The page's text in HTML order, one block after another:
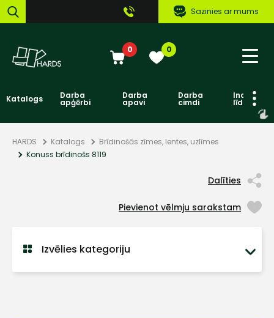
Sazinies ar mums
0 0
Katalogs Darba
apģērbi
Darba
apavi
Darba
cimdi līdzekļi
HARDS Katalogs
Brīdinošās zīmes, lentes, uzlīmes
Konuss brīdinošs 8119
Dalīties
Pievienot vēlmju sarakstam
Izvēlies kategoriju